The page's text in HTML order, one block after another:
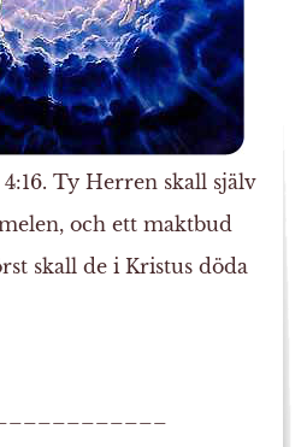
4:16. TyHerren skall själv
och ett maktbud
skall de i Kristus döda